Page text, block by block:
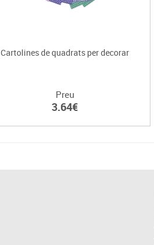
Cartolines de quadrats per decorar
Preu
3.64€